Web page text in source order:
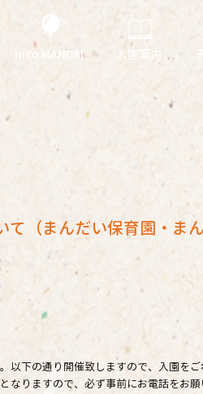
nico MANDAI 入園案内
（まんだい保育園・ま
以下の通り開催致しますので、入園を
なりますので、必ず事前にお電話をお願